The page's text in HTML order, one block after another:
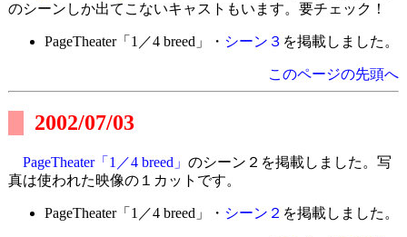
のシーンしか出てこないキャストもいます。要チェック！
PageTheater「1／4 breed」・ シーン３ を掲載しました。
このページの先頭へ
2002/07/03
PageTheater「1／4 breed」 のシーン２を掲載しました。写
真は使われた映像の１カットです。
PageTheater「1／4 breed」・ シーン２ を掲載しました。